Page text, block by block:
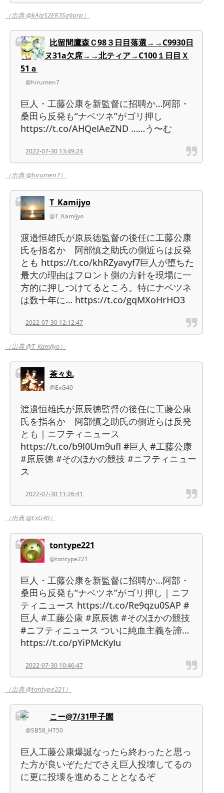
（出典 @kAigS2ER3Sg6qrp）
比留間鷹森Ｃ98３日目落選→→C9930日
ヌ31a欠席→→北ティア→C100１日目Ｘ
51ａ
@hirumen7
巨人・工藤公康を新監督に招聘か…阿部・
桑田ら反発も“ナベツネ”がゴリ押し
https://t.co/AHQeIAeZND ……う〜む
2022-07-30 13:49:24
（出典 @hirumen7）
T_Kamijyo
@T_Kamijyo
渡邉恒雄氏が原辰徳監督の後任に工藤公康
氏を指名か 阿部慎之助氏の側近らは反発
とも https://t.co/khRZyavyf7巨人が堕ちた
最大の理由はフロント側の方針を現場に一
方的に押しつけてるところ。特にナベツネ
は数十年に… https://t.co/gqMXoHrHO3
2022-07-30 12:12:47
（出典 @T_Kamijyo）
茶々丸
@ExG40
渡邉恒雄氏が原辰徳監督の後任に工藤公康
氏を指名か 阿部慎之助氏の側近らは反発
とも｜ニフティニュース
https://t.co/b9l0Um9ufI #巨人 #工藤公康
#原辰徳 #そのほかの競技 #ニフティニュー
ス
2022-07-30 11:26:41
（出典 @ExG40）
tontype221
@tontype221
巨人・工藤公康を新監督に招聘か…阿部・
桑田ら反発も“ナベツネ”がゴリ押し｜ニフ
ティニュース https://t.co/Re9qzu0SAP #
巨人 #工藤公康 #原辰徳 #そのほかの競技
#ニフティニュース ついに純血主義を諦…
https://t.co/pYiPMcKyIu
2022-07-30 10:46:47
（出典 @tontype221）
こー@7/31甲子園
@SB58_HT50
巨人工藤公康爆誕なったら終わったと思っ
た方が良いぞただでさえ巨人投壊してるの
に更に投壊を進めることとなるぞ